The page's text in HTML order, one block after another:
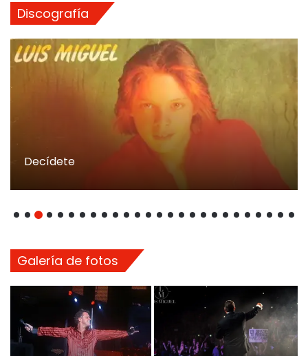
Discografía
Decídete
Galería de fotos